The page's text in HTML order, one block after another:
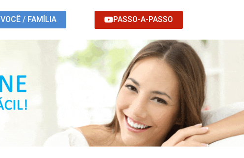
VOCÊ / FAMÍLIA PASSO-A-PASSO